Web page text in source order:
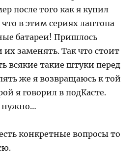
после того как я купил
в этим сериях лаптопа
батареи! Пришлось
их заменять. Так что стоит
всякие такие штуки перед
же я возвращаюсь к той
я говорил в подКасте.
нужно…
есть конкретные вопросы то